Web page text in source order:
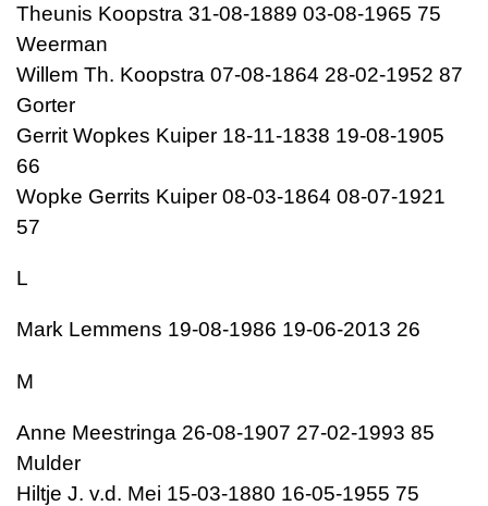
Theunis Koopstra 31-08-1889 03-08-1965 75
Weerman
Willem Th. Koopstra 07-08-1864 28-02-1952 87
Gorter
Gerrit Wopkes Kuiper 18-11-1838 19-08-1905
66
Wopke Gerrits Kuiper 08-03-1864 08-07-1921
57
L
Mark Lemmens 19-08-1986 19-06-2013 26
M
Anne Meestringa 26-08-1907 27-02-1993 85
Mulder
Hiltje J. v.d. Mei 15-03-1880 16-05-1955 75